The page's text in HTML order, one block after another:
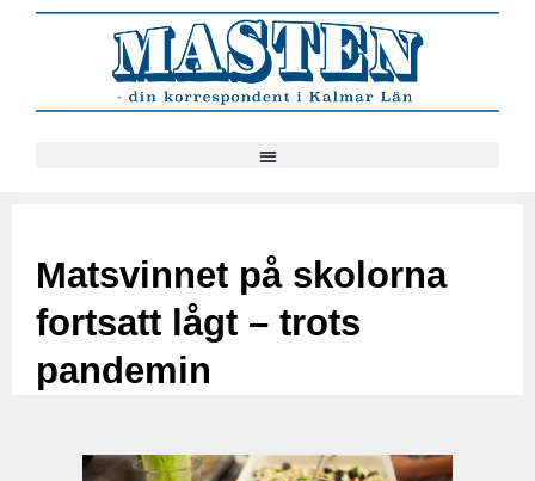
Matsvinnet på skolorna
fortsatt lågt – trots
pandemin